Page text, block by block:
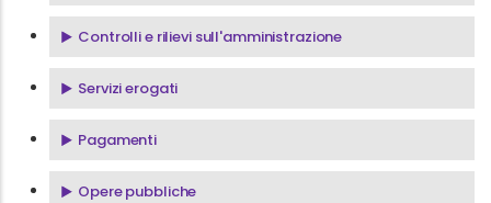
Controlli e rilievi sull'amministrazione
Servizi erogati
Pagamenti
Opere pubbliche